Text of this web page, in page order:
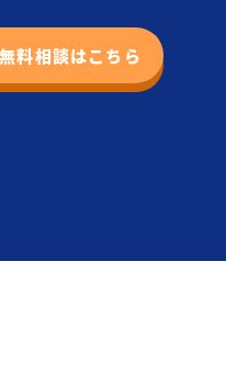
料相談はこちら